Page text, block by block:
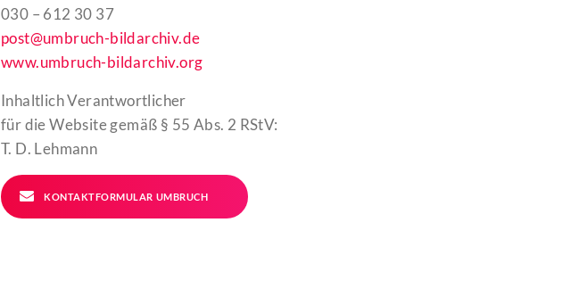
030 – 612 30 37
post@umbruch-bildarchiv.de
www.umbruch-bildarchiv.org
Inhaltlich Verantwortlicher
für die Website gemäß § 55 Abs. 2 RStV:
T. D. Lehmann
KONTAKTFORMULAR UMBRUCH